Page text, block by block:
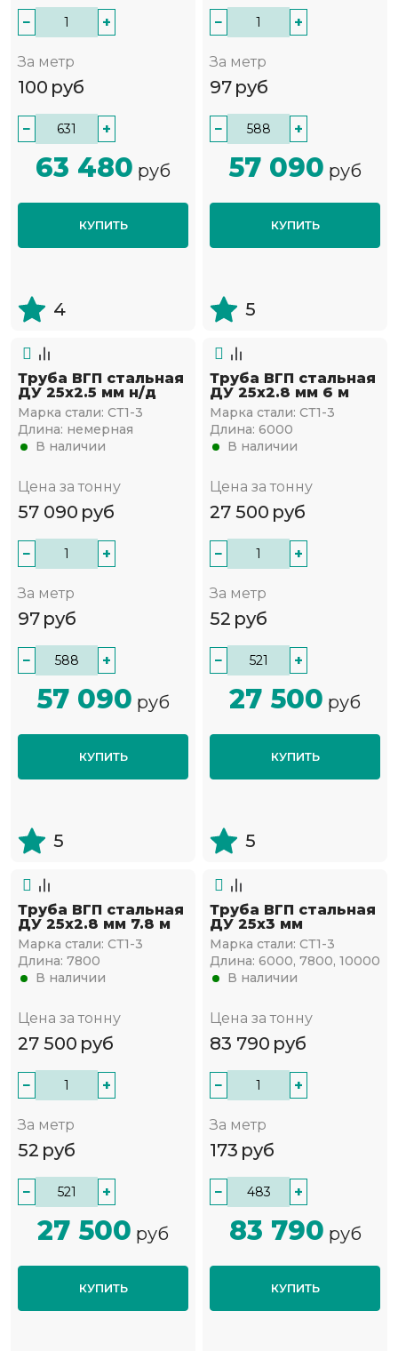
− +
За метр
100 руб
− +
63 480 руб
КУПИТЬ
4
− +
За метр
97 руб
− +
57 090 руб
КУПИТЬ
5
Труба ВГП стальная
ДУ 25х2.5 мм н/д
Марка стали: СТ1-3
Длина: немерная
В наличии
Цена за тонну
57 090 руб
− +
За метр
97 руб
− +
57 090 руб
КУПИТЬ
5
Труба ВГП стальная
ДУ 25х2.8 мм 6 м
Марка стали: СТ1-3
Длина: 6000
В наличии
Цена за тонну
27 500 руб
− +
За метр
52 руб
− +
27 500 руб
КУПИТЬ
5
Труба ВГП стальная
ДУ 25х2.8 мм 7.8 м
Марка стали: СТ1-3
Длина: 7800
В наличии
Цена за тонну
27 500 руб
− +
За метр
52 руб
− +
27 500 руб
КУПИТЬ
Труба ВГП стальная
ДУ 25х3 мм
Марка стали: СТ1-3
Длина: 6000, 7800, 10000
В наличии
Цена за тонну
83 790 руб
− +
За метр
173 руб
− +
83 790 руб
КУПИТЬ